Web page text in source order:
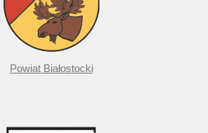
Powiat Białostocki